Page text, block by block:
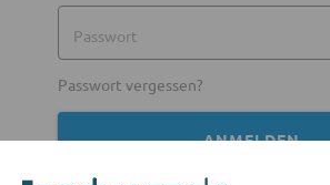
Passwort
Passwort vergessen?
ANMELDEN